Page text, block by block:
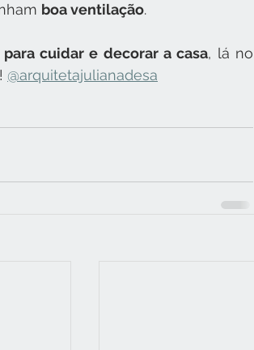
boa ventilação.
para cuidar e decorar a casa, lá no
@arquitetajulianadesa